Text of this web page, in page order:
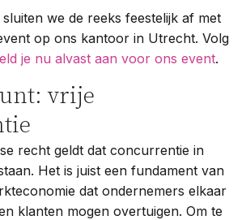
we de reeks feestelijk af met
op ons kantoor in Utrecht. Volg
je nu alvast aan voor ons event.
vrije
recht geldt dat concurrentie in
Het is juist een fundament van
dat ondernemers elkaar
klanten mogen overtuigen. Om te